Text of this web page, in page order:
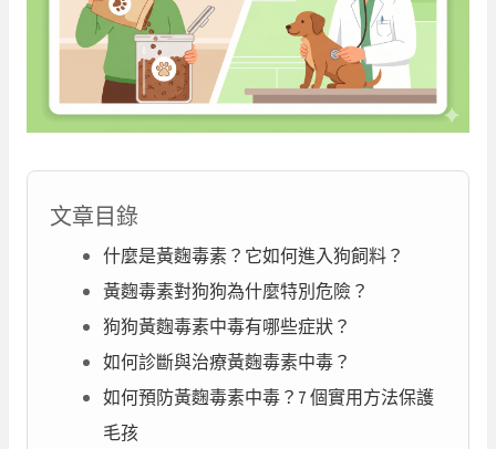
文章目錄
什麼是黃麴毒素？它如何進入狗飼料？
黃麴毒素對狗狗為什麼特別危險？
狗狗黃麴毒素中毒有哪些症狀？
如何診斷與治療黃麴毒素中毒？
如何預防黃麴毒素中毒？7 個實用方法保護
毛孩